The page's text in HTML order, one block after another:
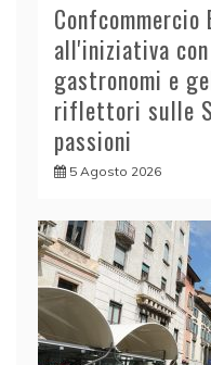
all'iniziativa
gastronomi e
riflettori sulle
passioni
5 Agosto 2026